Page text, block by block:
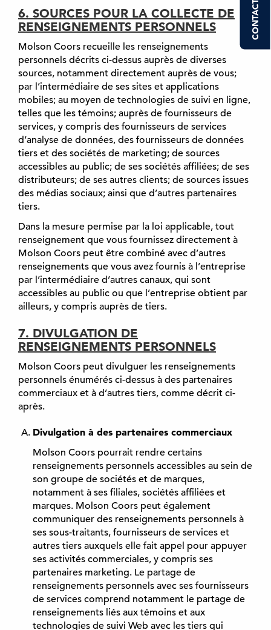
6. SOURCES POUR LA COLLECTE DE
RENSEIGNEMENTS PERSONNELS
Molson Coors recueille les renseignements
personnels décrits ci-dessus auprès de diverses
sources, notamment directement auprès de vous;
par l’intermédiaire de ses sites et applications
mobiles; au moyen de technologies de suivi en ligne,
telles que les témoins; auprès de fournisseurs de
services, y compris des fournisseurs de services
d’analyse de données, des fournisseurs de données
tiers et des sociétés de marketing; de sources
accessibles au public; de ses sociétés affiliées; de ses
distributeurs; de ses autres clients; de sources issues
des médias sociaux; ainsi que d’autres partenaires
tiers.
Dans la mesure permise par la loi applicable, tout
renseignement que vous fournissez directement à
Molson Coors peut être combiné avec d’autres
renseignements que vous avez fournis à l’entreprise
par l’intermédiaire d’autres canaux, qui sont
accessibles au public ou que l’entreprise obtient par
ailleurs, y compris auprès de tiers.
7. DIVULGATION DE
RENSEIGNEMENTS PERSONNELS
Molson Coors peut divulguer les renseignements
personnels énumérés ci-dessus à des partenaires
commerciaux et à d’autres tiers, comme décrit ci-
après.
Divulgation à des partenaires commerciaux
Molson Coors pourrait rendre certains
renseignements personnels accessibles au sein de
son groupe de sociétés et de marques,
notamment à ses filiales, sociétés affiliées et
marques. Molson Coors peut également
communiquer des renseignements personnels à
ses sous-traitants, fournisseurs de services et
autres tiers auxquels elle fait appel pour appuyer
ses activités commerciales, y compris ses
partenaires marketing. Le partage de
renseignements personnels avec ses fournisseurs
de services comprend notamment le partage de
renseignements liés aux témoins et aux
technologies de suivi Web avec les tiers qui